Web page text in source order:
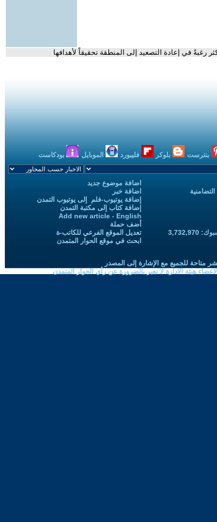
رغبةً في إعادة التصعيد إلى المنطقة تحقيقاً لأهدافها
بنترست بلوكر فليبورد الموبايل بودكاست
اضافة موضوع جديد
اضافة خبر
إضافة يوتيوب-فلم إلى يوتيوب التمدن
إضافة كتاب إلى مكتبة التمدن
Add new article - English
أضف حملة
تعديل الموقع الفرعي للكاتب-ة
ابحث في موقع الحوار المتمدن
متاحة للجميع مع الإشارة إلى المصدر
هيئة الادارة لا تعبر بالضرورة عن رأي الحوار المتمدن